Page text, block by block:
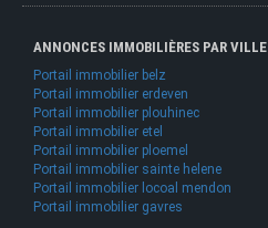
ANNONCES IMMOBILIÈRES PAR VILLE
Portail immobilier belz
Portail immobilier erdeven
Portail immobilier plouhinec
Portail immobilier etel
Portail immobilier ploemel
Portail immobilier sainte helene
Portail immobilier locoal mendon
Portail immobilier gavres